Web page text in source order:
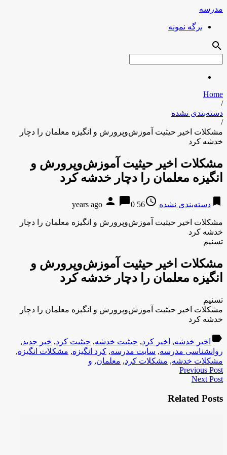
مدرسه
برگه نمونه
search
Home
/
دسته‌بندی نشده
/
مشکلات اخیر حیثیت آموزش‌وپرورش و انگیزه معلمان را دچار
خدشه کرد
مشکلات اخیر حیثیت آموزش‌وپرورش و
انگیزه معلمان را دچار خدشه کرد
bookmark دسته‌بندی نشده access_time
56 years ago
person chat_bubble0
مشکلات اخیر حیثیت آموزش‌وپرورش و انگیزه معلمان را دچار
خدشه کرد
تسنیم
مشکلات اخیر حیثیت آموزش‌وپرورش و
انگیزه معلمان را دچار خدشه کرد
تسنیم
مشکلات اخیر حیثیت آموزش‌وپرورش و انگیزه معلمان را دچار
خدشه کرد
label اخیر خدشه, اخیر کرد, حیثیت خدشه, حیثیت کرد, خبر جدید,
روانشناسی مدرسه, سایت مدرسه, کرد انگیزه, مشکلات انگیزه,
مشکلات خدشه, مشکلات کرد, معلمان, و
Previous Post
Next Post
Related Posts